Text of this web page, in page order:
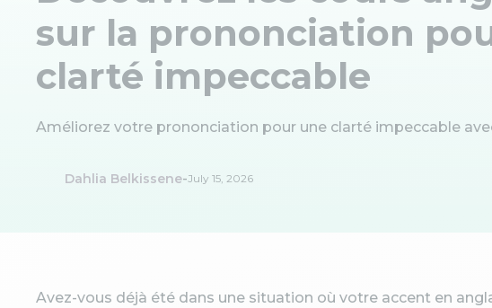
sur la prononciation
clarté impeccable
Améliorez votre prononciation pour une clarté impeccable
Dahlia Belkissene-July 15, 2026
Avez-vous déjà été dans une situation où votre accent en